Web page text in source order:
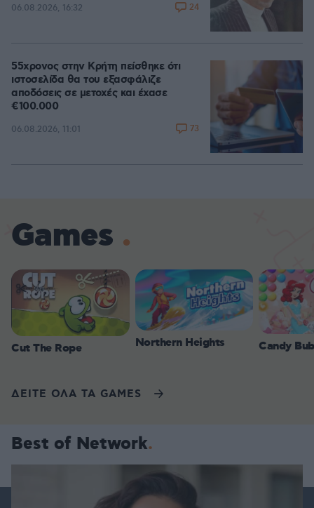
06.08.2026, 16:32 24
55χρονος στην Κρήτη πείσθηκε ότι
ιστοσελίδα θα του εξασφάλιζε
αποδόσεις σε μετοχές και έχασε
€100.000
06.08.2026, 11:01 73
Games
Cut The Rope Northern Heights Candy
ΔΕΙΤΕ ΟΛΑ ΤΑ GAMES
Best of Network